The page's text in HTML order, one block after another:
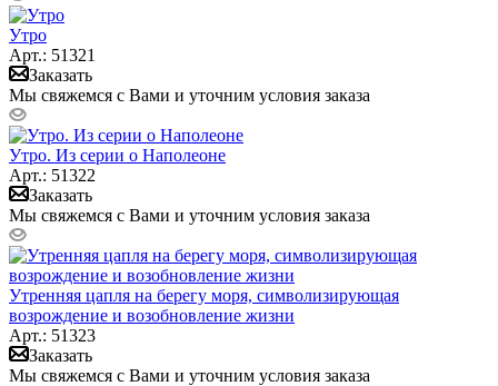
Утро
Арт.: 51321
Заказать
Мы свяжемся с Вами и уточним условия заказа
Утро. Из серии о Наполеоне
Арт.: 51322
Заказать
Мы свяжемся с Вами и уточним условия заказа
Утренняя цапля на берегу моря, символизирующая
возрождение и возобновление жизни
Арт.: 51323
Заказать
Мы свяжемся с Вами и уточним условия заказа